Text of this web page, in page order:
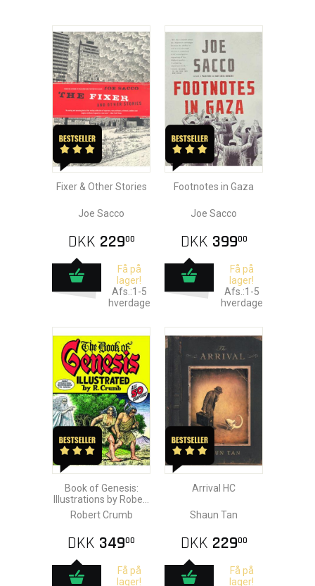
Fixer & Other Stories
Joe Sacco
DKK 22900
Få på
lager!
Afs.:1-5
hverdage
Footnotes in Gaza
Joe Sacco
DKK 39900
Få på
lager!
Afs.:1-5
hverdage
Book of Genesis:
Illustrations by Robert
Crumb HC
Robert Crumb
DKK 34900
Få på
lager!
Arrival HC
Shaun Tan
DKK 22900
Få på
lager!